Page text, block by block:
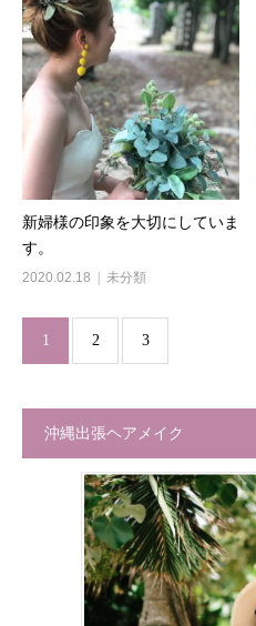
新婦様の印象を大切にしていま
す。
2020.02.18 未分類
1 2 3
沖縄出張ヘアメイク